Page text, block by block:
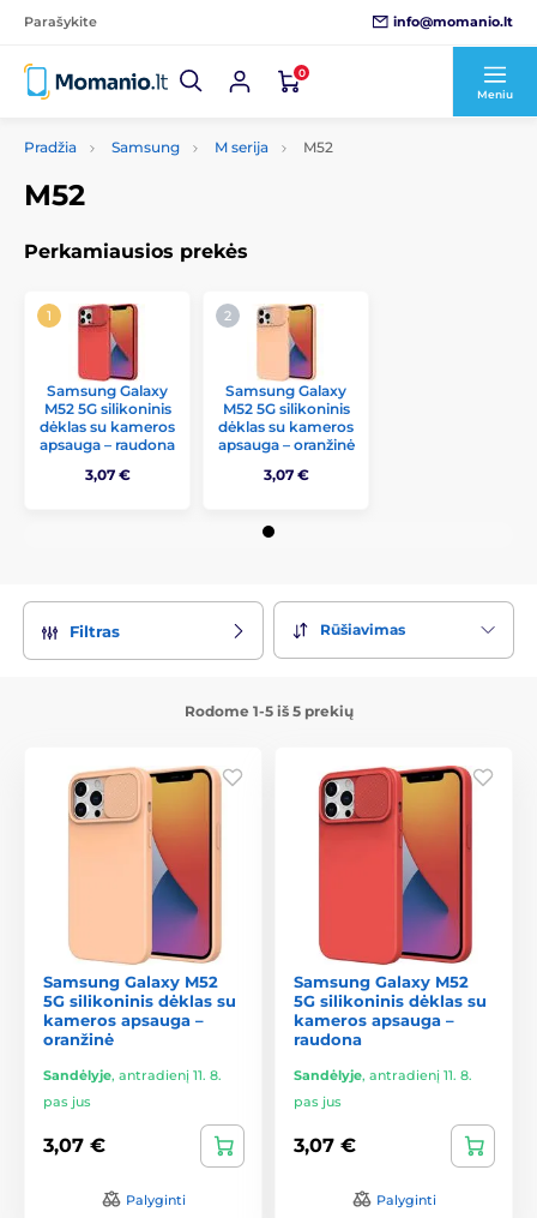
Parašykite info@momanio.lt
0
Meniu
Pradžia Samsung M serija M52
M52
Perkamiausios prekės
Samsung Galaxy
M52 5G silikoninis
dėklas su kameros
apsauga – raudona
3,07 €
Samsung Galaxy
M52 5G silikoninis
dėklas su kameros
apsauga – oranžinė
3,07 €
Filtras Rūšiavimas
Rodome 1-5 iš 5 prekių
Samsung Galaxy M52
5G silikoninis dėklas su
kameros apsauga –
oranžinė
Sandėlyje, antradienį 11. 8.
pas jus
3,07 €
Palyginti
Samsung Galaxy M52
5G silikoninis dėklas su
kameros apsauga –
raudona
Sandėlyje, antradienį 11. 8.
pas jus
3,07 €
Palyginti